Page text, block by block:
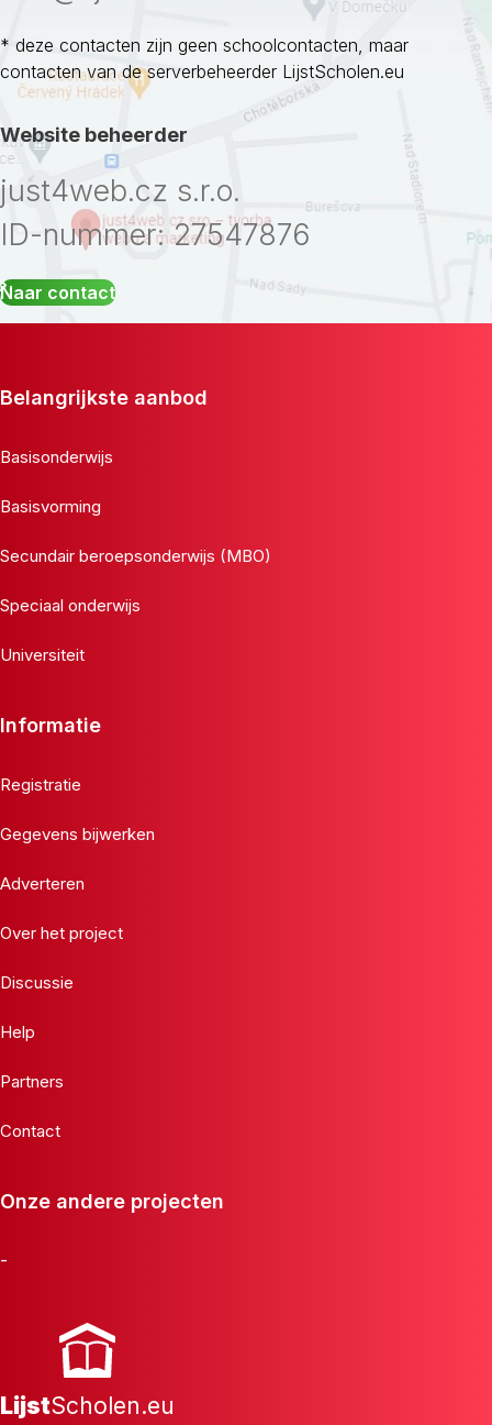
* deze contacten zijn geen schoolcontacten, maar
contacten van de serverbeheerder LijstScholen.eu
Website beheerder
just4web.cz s.r.o.
ID-nummer: 27547876
Naar contact
Belangrijkste aanbod
Basisonderwijs
Basisvorming
Secundair beroepsonderwijs (MBO)
Speciaal onderwijs
Universiteit
Informatie
Registratie
Gegevens bijwerken
Adverteren
Over het project
Discussie
Help
Partners
Contact
Onze andere projecten
-
LijstScholen.eu